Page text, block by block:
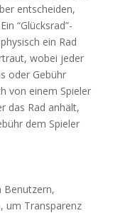
entscheiden,
“Glücksrad”-
ein Rad
wobei jeder
oder Gebühr
von einem Spieler
das Rad anhält,
dem Spieler
Benutzern,
um Transparenz